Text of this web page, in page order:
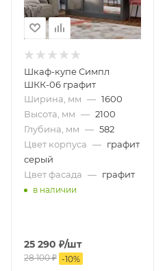
Шкаф-купе Симпл
ШКК-06 графит
Ширина, мм — 1600
Высота, мм — 2100
Глубина, мм — 582
Цвет корпуса — графит
серый
Цвет фасада — графит
в наличии
25 290 ₽/шт
28 100₽ -10%